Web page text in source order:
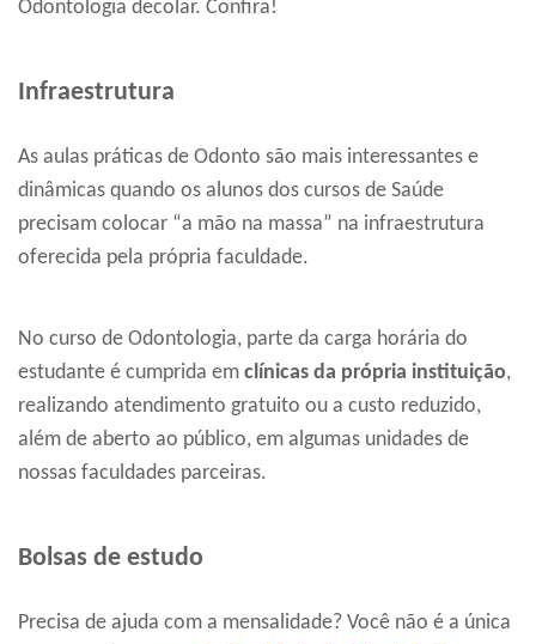
Odontologia decolar. Confira!
Infraestrutura
As aulas práticas de Odonto são mais interessantes e
dinâmicas quando os alunos dos cursos de Saúde
precisam colocar “a mão na massa” na infraestrutura
oferecida pela própria faculdade.
No curso de Odontologia, parte da carga horária do
estudante é cumprida em clínicas da própria instituição,
realizando atendimento gratuito ou a custo reduzido,
além de aberto ao público, em algumas unidades de
nossas faculdades parceiras.
Bolsas de estudo
Precisa de ajuda com a mensalidade? Você não é a única